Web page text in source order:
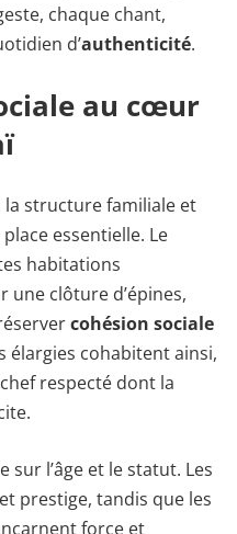
chaque chant,
d’authenticité.
au cœur
la structure familiale et
essentielle. Le
habitations
une clôture d’épines,
cohésion sociale
élargies cohabitent ainsi,
respecté dont la
sur l’âge et le statut. Les
prestige, tandis que les
force et